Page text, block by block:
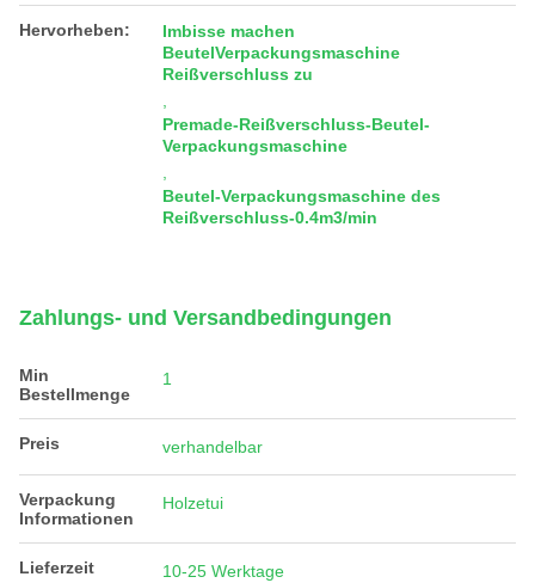
Hervorheben:
Imbisse machen
BeutelVerpackungsmaschine
Reißverschluss zu
,
Premade-Reißverschluss-Beutel-
Verpackungsmaschine
,
Beutel-Verpackungsmaschine des
Reißverschluss-0.4m3/min
Zahlungs- und Versandbedingungen
Min
Bestellmenge
1
Preis verhandelbar
Verpackung
Informationen
Holzetui
Lieferzeit 10-25 Werktage